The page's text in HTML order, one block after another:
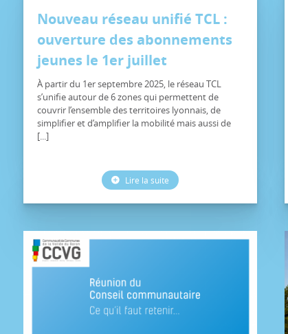
Nouveau réseau unifié TCL :
ouverture des abonnements
jeunes le 1er juillet
À partir du 1er septembre 2025, le réseau TCL
s’unifie autour de 6 zones qui permettent de
couvrir l’ensemble des territoires lyonnais, de
simplifier et d’amplifier la mobilité mais aussi de
[...]
Lire la suite